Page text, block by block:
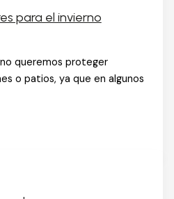
para el invierno
queremos proteger
o patios, ya que en algunos